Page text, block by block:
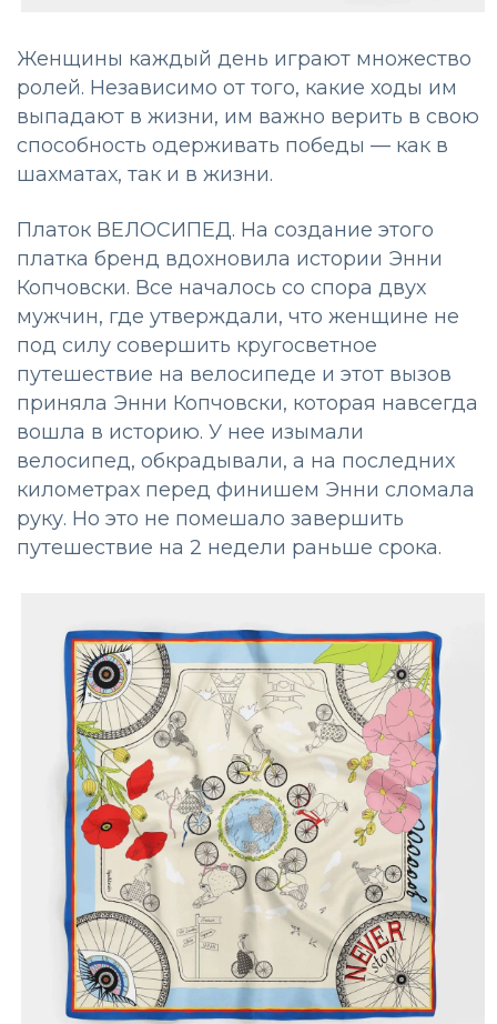
Женщины каждый день играют множество
ролей. Независимо от того, какие ходы им
выпадают в жизни, им важно верить в свою
способность одерживать победы — как в
шахматах, так и в жизни.
Платок ВЕЛОСИПЕД. На создание этого
платка бренд вдохновила истории Энни
Копчовски. Все началось со спора двух
мужчин, где утверждали, что женщине не
под силу совершить кругосветное
путешествие на велосипеде и этот вызов
приняла Энни Копчовски, которая навсегда
вошла в историю. У нее изымали
велосипед, обкрадывали, а на последних
километрах перед финишем Энни сломала
руку. Но это не помешало завершить
путешествие на 2 недели раньше срока.